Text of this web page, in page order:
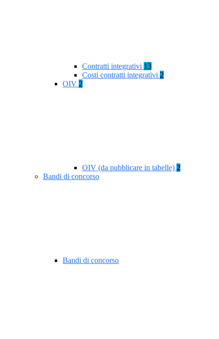
Contratti integrativi 13
Costi contratti integrativi 2
OIV 2
OIV (da pubblicare in tabelle) 2
Bandi di concorso
Bandi di concorso